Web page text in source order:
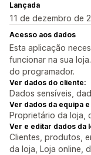
Lançada
11 de dezembro de
Acesso aos dados
Esta aplicação
funcionar na sua
do programador.
Ver dados do cliente:
Dados sensíveis,
Ver dados da equipa
Proprietário da loja,
Ver e editar dados da
Clientes, produtos,
da loja, Loja online,